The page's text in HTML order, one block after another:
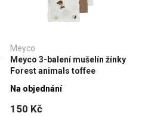
Meyco
Meyco 3-balení mušelín žínky
Forest animals toffee
150 Kč
Na objednání